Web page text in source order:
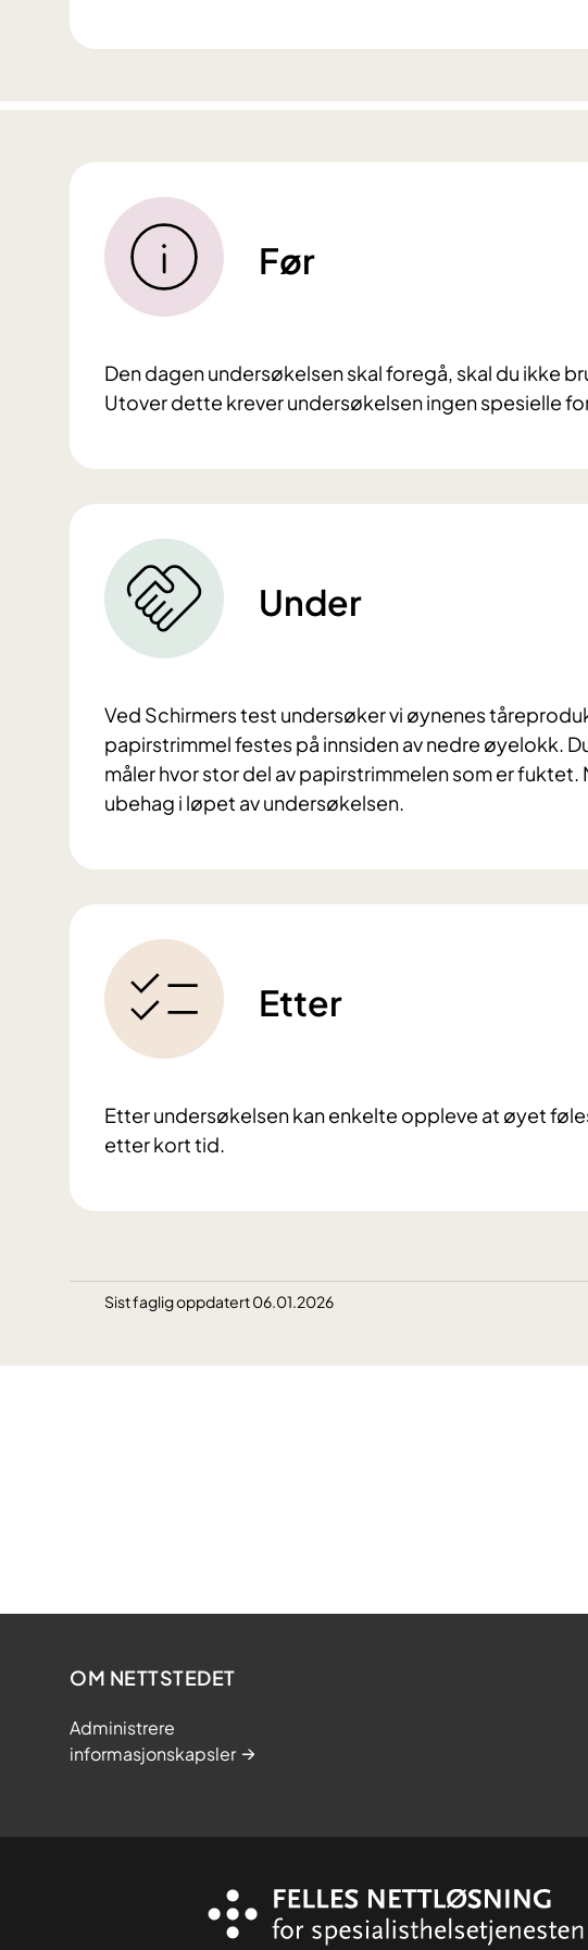
Før
Den dagen undersøkelsen skal foregå, skal du ikke
Utover dette krever undersøkelsen ingen spesielle
Under
Ved Schirmers test undersøker vi øynenes
papirstrimmel festes på innsiden av nedre øyelokk.
måler hvor stor del av papirstrimmelen som er
ubehag i løpet av undersøkelsen.
Etter
Etter undersøkelsen kan enkelte oppleve at øyet
etter kort tid.
Sist faglig oppdatert 06.01.2026
OM NETTSTEDET
Administrere
informasjonskapsler